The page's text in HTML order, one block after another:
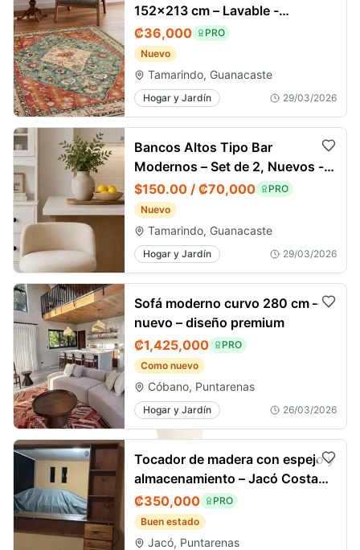
152x213 cm – Lavable -
Tamarindo
₡36,000
PRO
Nuevo
Tamarindo, Guanacaste
Hogar y Jardín 29/03/2026
Bancos Altos Tipo Bar
Modernos – Set de 2, Nuevos -
Tamarindo
$150.00 / ₡70,000
PRO
Nuevo
Tamarindo, Guanacaste
Hogar y Jardín 29/03/2026
Sofá moderno curvo 280 cm –
nuevo – diseño premium
₡1,425,000
PRO
Como nuevo
Cóbano, Puntarenas
Hogar y Jardín 26/03/2026
Tocador de madera con espejo y
almacenamiento – Jacó Costa
Rica
₡350,000
PRO
Buen estado
Jacó, Puntarenas